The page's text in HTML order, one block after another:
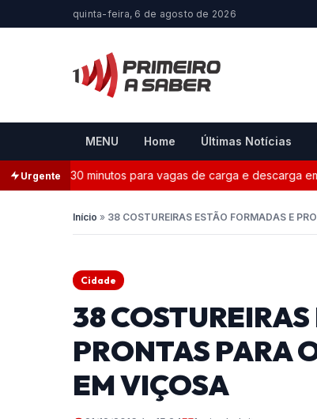
quinta-feira, 6 de agosto de 2026
MENU Home Últimas Notícias
Urgente
de 30 minutos para vagas de carga e descarga em
Início » 38 COSTUREIRAS ESTÃO FORMADAS E
Cidade
38
PRONTAS PARA
EM VIÇOSA